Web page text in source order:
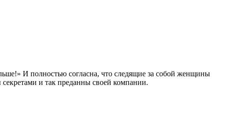
И полностью согласна, что следящие за собой женщины
и так преданны своей компании.